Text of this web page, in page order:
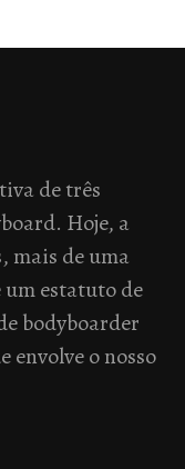
de três
Hoje, a
mais de uma
um estatuto de
bodyboarder
envolve o nosso